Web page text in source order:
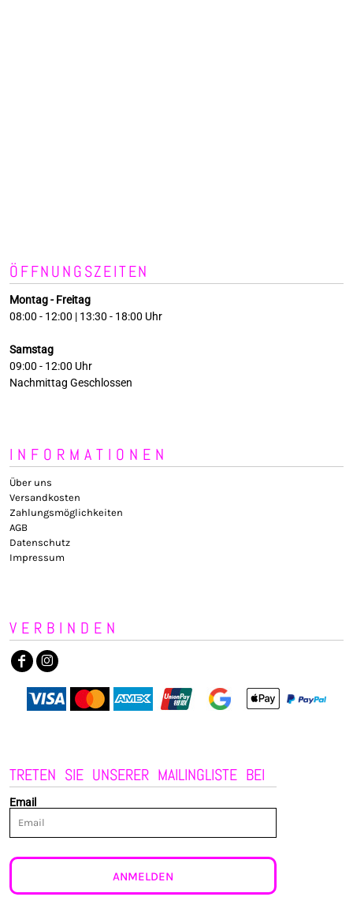
ÖFFNUNGSZEITEN
Montag - Freitag
08:00 - 12:00 | 13:30 - 18:00 Uhr
Samstag
09:00 - 12:00 Uhr
Nachmittag Geschlossen
INFORMATIONEN
Über uns
Versandkosten
Zahlungsmöglichkeiten
AGB
Datenschutz
Impressum
VERBINDEN
TRETEN SIE UNSERER MAILINGLISTE BEI
Email
ANMELDEN